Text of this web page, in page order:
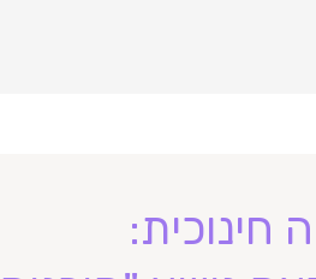
חינוכית: